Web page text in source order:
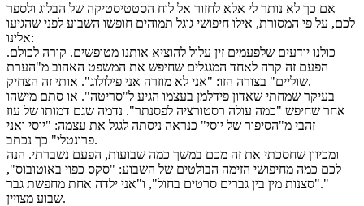
אם כך לא נותר לי אלא לחזור אל לוח הסטטיסטיקה של הבלוג ולספר
לכם, על פי המסורת, אילו חיפושי גוגל תמוהים חופשו השבוע לפני שהגיעו
אלינו:
כולנו יודעים שלפעמים זין עלול להוציא אותנו מטופשים. קורה לכולם.
הפעם זה קרה לאחד המגגלים שחיפש את המשפט האהוב מ"הערת
שוליים" בצורה הזו: "אני לא מוזרה אני פילולוג". אותי זה הצחיק.
בעיקר שמחתי שאדון פידלמן בעצמו הגיע ל"סריטה". או סתם מישהו
אחר שחיפש "כמה עולה רסטורציה לפסנתר". נדמה שגם דמותו של עוז
זהבי מ"הסיפור של יוסי" כנראה ניסתה לגגל את עצמה: "יוסי ואני
פרונטלי" כך נכתב.
ומכיוון שחסכתי את זה מכם במשך כמה שבועות, הפעם נשברתי. הנה
לכם כמה מחיפושי הזימה הבולטים של השבוע: "סקס כפוי באוטובוס",
"סצנות מין בין גברים סרטים בחול", ו"אני ילדה אחת מחפשת גבר."
שבוע מצויין.